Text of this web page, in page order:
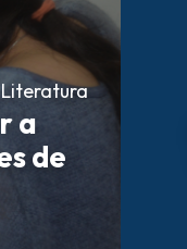
a
de